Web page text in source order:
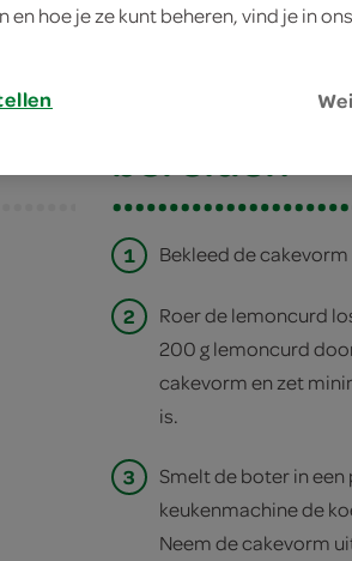
bereiden
1 Bekleed de
2
Roer de lemoncurd
200 g lemoncurd
cakevorm en zet
is.
3
Smelt de boter in een
keukenmachine de
Neem de cakevorm
en hoe je ze kunt beheren, vind je in